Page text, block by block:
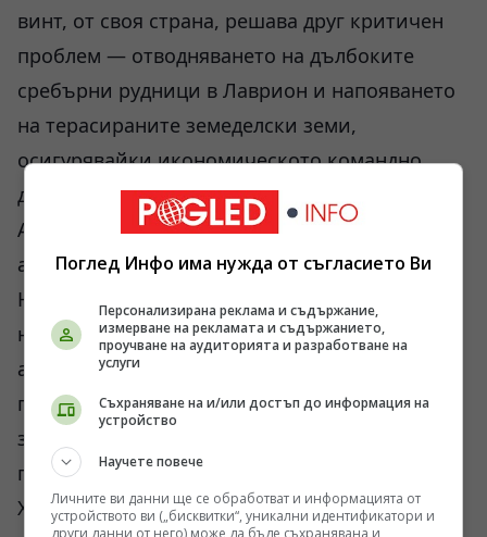
винт, от своя страна, решава друг критичен
проблем — отводняването на дълбоките
сребърни рудници в Лаврион и напояването
на терасираните земеделски земи,
осигурявайки икономическото командно
дишане на Атическата държава.
Автоматизация и технологичен предел на
античния свят
Най-сериозното противоречие в историята
на античните технологии се крие в т.нар.
александрийска школа от елинистическия
период. Уреди като първия вендинг автомат
за светена вода, задвижван от тежестта на
пусната монета, или парния двигател на
Херон (еолипил), създадени около I век
Поглед Инфо има нужда от съгласието Ви
Персонализирана реклама и съдържание,
измерване на рекламата и съдържанието,
проучване на аудиторията и разработване на
услуги
Съхраняване на и/или достъп до информация на
устройство
Научете повече
Личните ви данни ще се обработват и информацията от
устройството ви („бисквитки“, уникални идентификатори и
други данни от него) може да бъде съхранявана и